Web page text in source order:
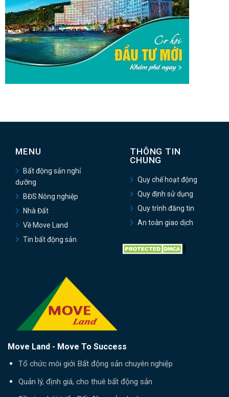
MENU
Bất động sản nghỉ
dưỡng
BĐS Nông nghiệp
Nhà Đất
Về Move Land
Tin bất động sản
THÔNG TIN
CHUNG
Quy chế hoạt động
Quy định sử dụng
Quy trình đăng tin
An toàn giao dịch
Move Land - Move To Success
Tổ chức môi giới Bất động sản chuyên nghiệp
Quản lý, định giá, cho thuê bất động sản